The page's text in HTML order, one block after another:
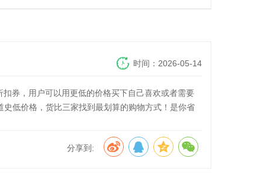
时间：2026-05-14
券，用户可以用更低的价格买下自己喜欢或者需要
低价格，货比三家找到最划算的购物方式！是你省
分享到: